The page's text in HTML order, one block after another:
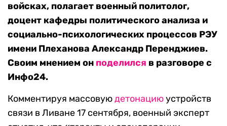
войсках, полагает военный политолог,
доцент кафедры политического анализа и
социально-психологических процессов РЭУ
имени Плеханова Александр Перенджиев.
Своим мнением он поделился в разговоре с
Инфо24.
Комментируя массовуюдетонациюустройств
связи в Ливане 17 сентября, военный эксперт